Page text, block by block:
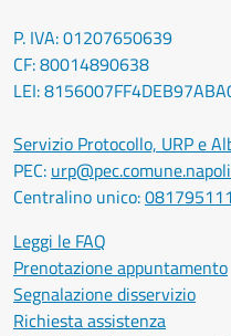
P. IVA: 01207650639
CF: 80014890638
LEI:
Servizio Protocollo, URP e
PEC:
Centralino unico:
Leggi le FAQ
Prenotazione appuntamento
Segnalazione disservizio
Richiesta assistenza